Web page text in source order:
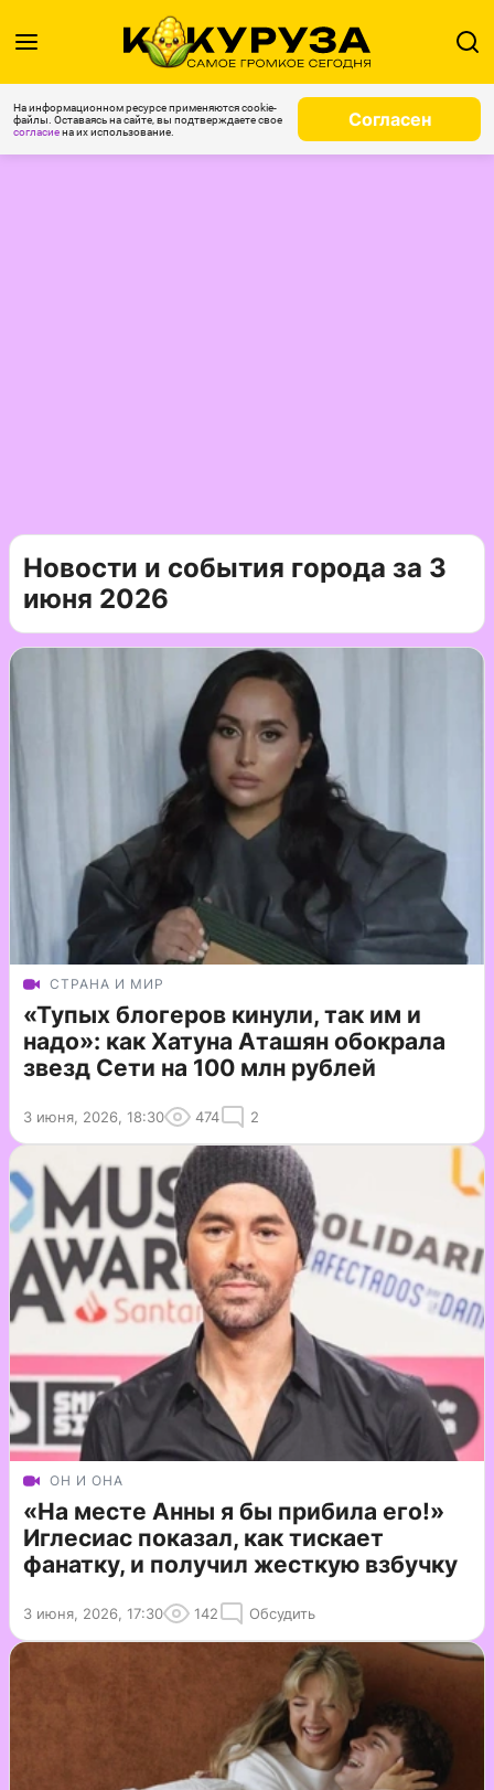
На информационном ресурсе применяются cookie-
файлы. Оставаясь на сайте, вы подтверждаете свое
согласиена их использование.
Согласен
Новости и события города за 3
июня 2026
СТРАНА И МИР
«Тупых блогеров кинули, так им и
надо»: как Хатуна Аташян обокрала
звезд Сети на 100 млн рублей
3 июня, 2026, 18:30 474 2
ОН И ОНА
«На месте Анны я бы прибила его!»
Иглесиас показал, как тискает
фанатку, и получил жесткую взбучку
3 июня, 2026, 17:30 142 Обсудить